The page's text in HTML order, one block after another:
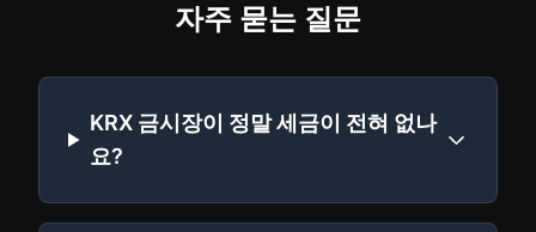
자주 묻는 질문
KRX 금시장이 정말 세금이 전혀 없나
요?